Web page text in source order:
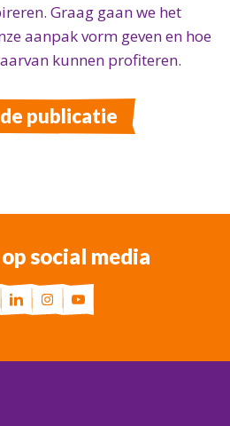
Graag gaan we het
aanpak vorm geven en hoe
kunnen profiteren.
publicatie
social media